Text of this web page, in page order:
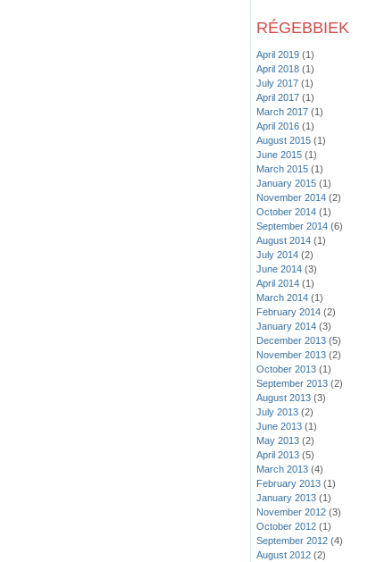
RÉGEBBIEK
April 2019 (1)
April 2018 (1)
July 2017 (1)
April 2017 (1)
March 2017 (1)
April 2016 (1)
August 2015 (1)
June 2015 (1)
March 2015 (1)
January 2015 (1)
November 2014 (2)
October 2014 (1)
September 2014 (6)
August 2014 (1)
July 2014 (2)
June 2014 (3)
April 2014 (1)
March 2014 (1)
February 2014 (2)
January 2014 (3)
December 2013 (5)
November 2013 (2)
October 2013 (1)
September 2013 (2)
August 2013 (3)
July 2013 (2)
June 2013 (1)
May 2013 (2)
April 2013 (5)
March 2013 (4)
February 2013 (1)
January 2013 (1)
November 2012 (3)
October 2012 (1)
September 2012 (4)
August 2012 (2)